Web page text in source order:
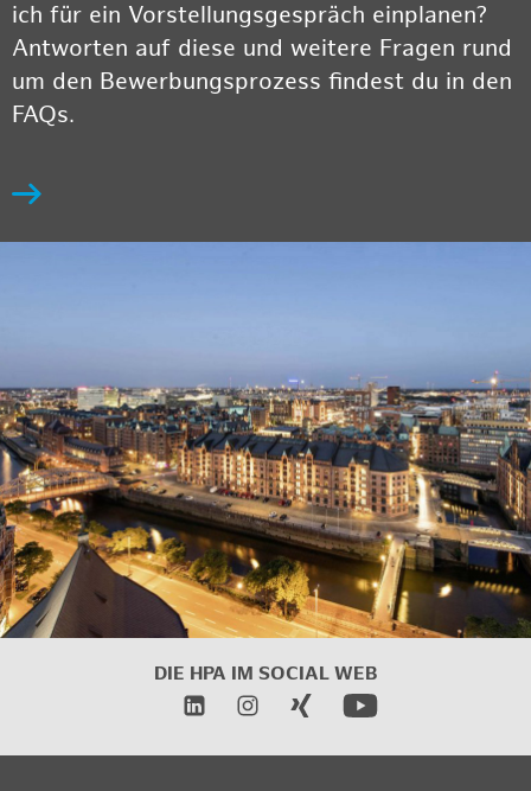
ich für ein Vorstellungsgespräch einplanen?
Antworten auf diese und weitere Fragen rund
um den Bewerbungsprozess findest du in den
FAQs.
DIE HPA IM SOCIAL WEB